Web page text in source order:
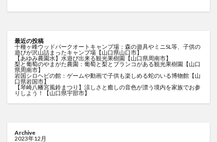
最近の投稿
十種ヶ峰ウッドパークオートキャンプ場：森の遊具やミニSL等、子供の
遊びが沢山詰まったキャンプ場【山口県山口市】
【あゆみ農園水】水遊び出来る観光果樹園【山口県周南市】
梨と葡萄のやまがた農園：葡萄と梨とブランコがある観光果樹園【山口
県周南市】
岩国シロヘビの館：ゲームや動画で子供も楽しめる蛇のいる博物館【山
口県岩国市】
【琴崎八幡宮風鈴まつり】涼しさと癒しの音色が漂う境内を家族でお参
りしよう！【山口県宇部市】
Archive
2023年12月